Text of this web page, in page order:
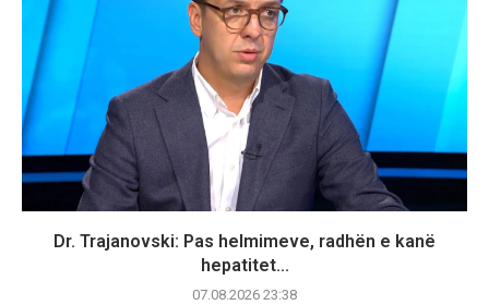
Dr. Trajanovski: Pas helmimeve, radhën e kanë
hepatitet...
07.08.2026 23:38